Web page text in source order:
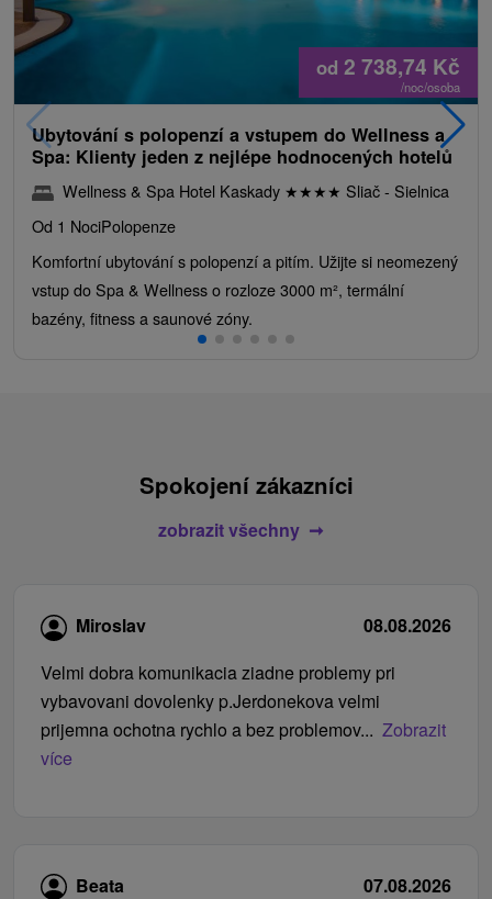
od 2 738,74 Kč
/noc/osoba
Ubytování s polopenzí a vstupem do Wellness a
Spa: Klienty jeden z nejlépe hodnocených hotelů
Wellness & Spa Hotel Kaskady ★★★★ Sliač - Sielnica
Od 1 NociPolopenze
Komfortní ubytování s polopenzí a pitím. Užijte si neomezený
vstup do Spa & Wellness o rozloze 3000 m², termální
bazény, fitness a saunové zóny.
Spokojení zákazníci
zobrazit všechny
Miroslav
08.08.2026
Velmi dobra komunikacia ziadne problemy pri
vybavovani dovolenky p.Jerdonekova velmi
prijemna ochotna rychlo a bez problemov... Zobrazit
více
Beata
07.08.2026